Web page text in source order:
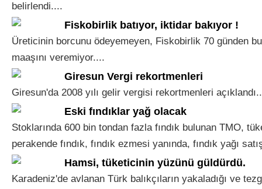
belirlendi....
Fiskobirlik batıyor, iktidar bakıyor !
Üreticinin borcunu ödeyemeyen, Fiskobirlik 70 günden bu
maaşını veremiyor....
Giresun Vergi rekortmenleri
Giresun'da 2008 yılı gelir vergisi rekortmenleri
Eski fındıklar yağ olacak
Stoklarında 600 bin tondan fazla fındık bulunan TMO,
perakende fındık, fındık ezmesi yanında, fındık yağı
Hamsi, tüketicinin yüzünü güldürdü.
Karadeniz'de avlanan Türk balıkçıların yakaladığı ve